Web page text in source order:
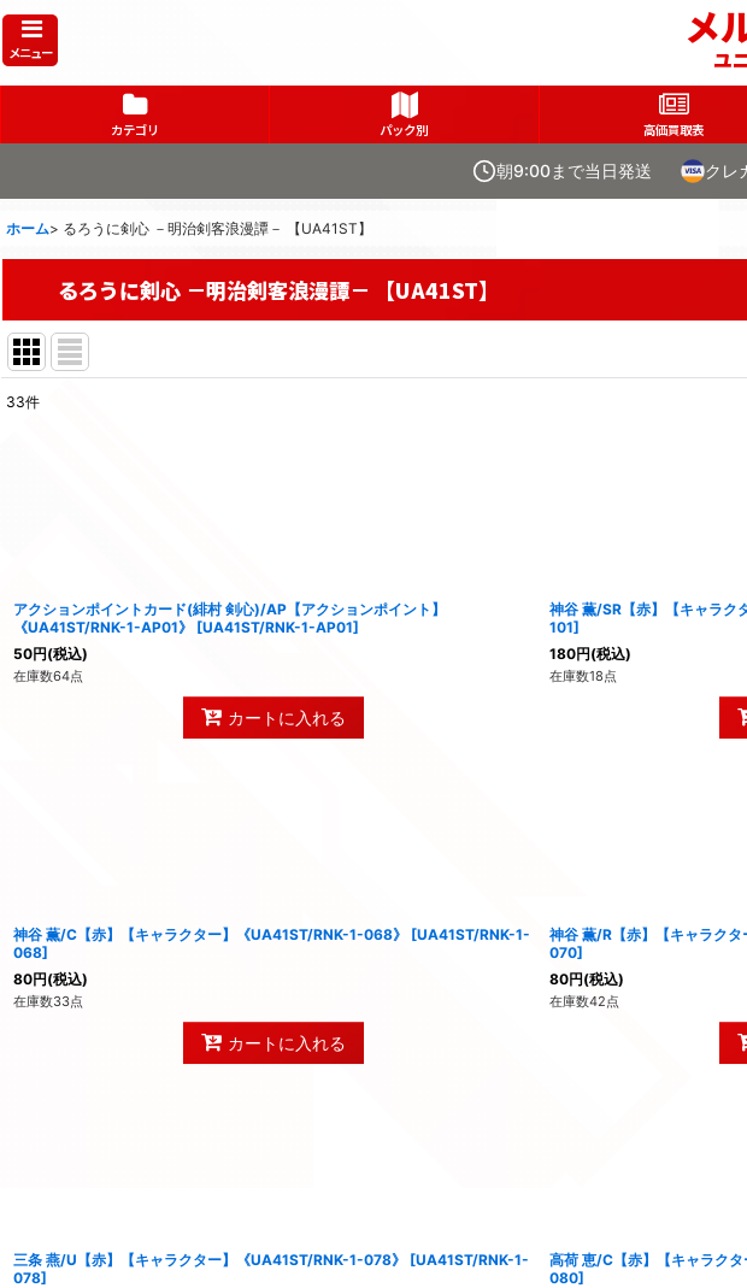
メニュー メ
ユ
カテゴリ パック別 高価買取表
朝9:00まで当日発送 クレ
ホーム> るろうに剣心 －明治剣客浪漫譚－ 【UA41ST】
るろうに剣心 －明治剣客浪漫譚－ 【UA41ST】
33件
アクションポイントカード(緋村 剣心)/AP【アクションポイント】
《UA41ST/RNK-1-AP01》
[UA41ST/RNK-1-AP01]
50円(税込)
在庫数64点
カートに入れる
神谷 薫/SR【赤】【キャラク
101]
180円(税込)
在庫数18点
神谷 薫/C【赤】【キャラクター】《UA41ST/RNK-1-068》 [UA41ST/RNK-1-
068]
80円(税込)
在庫数33点
カートに入れる
神谷 薫/R【赤】【キャラク
070]
80円(税込)
在庫数42点
三条 燕/U【赤】【キャラクター】《UA41ST/RNK-1-078》 [UA41ST/RNK-1-
078]
高荷 恵/C【赤】【キャラク
080]